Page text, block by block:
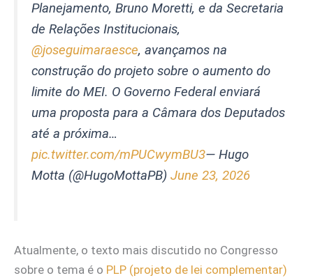
Planejamento, Bruno Moretti, e da Secretaria
de Relações Institucionais,
@joseguimaraesce, avançamos na
construção do projeto sobre o aumento do
limite do MEI. O Governo Federal enviará
uma proposta para a Câmara dos Deputados
até a próxima…
pic.twitter.com/mPUCwymBU3— Hugo
Motta (@HugoMottaPB) June 23, 2026
Atualmente, o texto mais discutido no Congresso
sobre o tema é o PLP (projeto de lei complementar)